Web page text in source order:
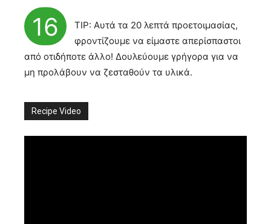
16
TIP: Αυτά τα 20 λεπτά προετοιμασίας,
φροντίζουμε να είμαστε απερίσπαστοι
από οτιδήποτε άλλο! Δουλεύουμε γρήγορα για να
μη προλάβουν να ζεσταθούν τα υλικά.
Recipe Video